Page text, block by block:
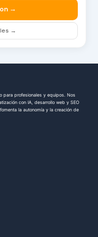
→
→
para profesionales y equipos. Nos
con IA, desarrollo web y SEO
la autonomía y la creación de